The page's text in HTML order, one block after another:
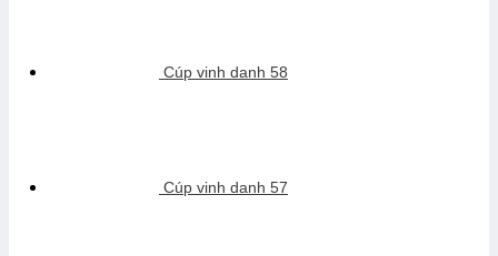
Cúp vinh danh 58
Cúp vinh danh 57